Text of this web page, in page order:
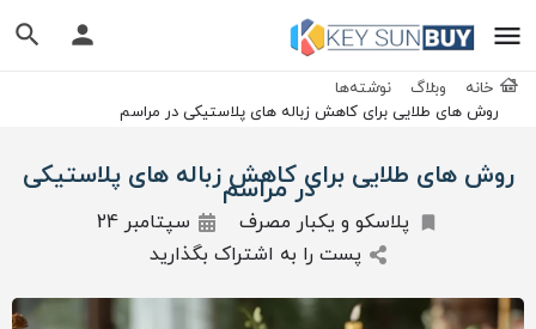
خانه وبلاگ
نوشته‌ها
روش های طلایی برای کاهش زباله های پلاستیکی در مراسم
روش های طلایی برای کاهش زباله های پلاستیکی
در مراسم
پلاسکو و یکبار مصرف
سپتامبر 24
پست را به اشتراک بگذارید